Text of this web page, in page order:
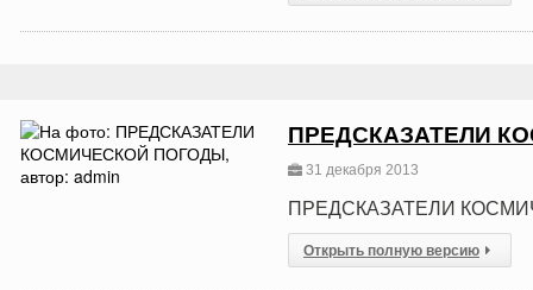
ПРЕДСКАЗАТЕЛИ
31 декабря 2013
ПРЕДСКАЗАТЕЛИ
Открыть полную версию